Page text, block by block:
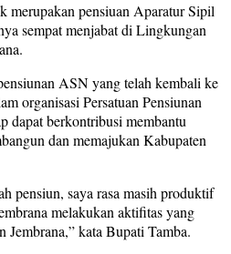
merupakan pensiuan Aparatur Sipil
sempat menjabat di Lingkungan
ASN yang telah kembali ke
organisasi Persatuan Pensiunan
dapat berkontribusi membantu
dan memajukan Kabupaten
pensiun, saya rasa masih produktif
melakukan aktifitas yang
kata Bupati Tamba.